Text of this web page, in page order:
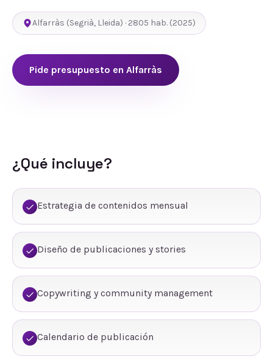
Alfarràs (Segrià, Lleida) · 2805 hab. (2025)
Pide presupuesto en Alfarràs
¿Qué incluye?
Estrategia de contenidos mensual
Diseño de publicaciones y stories
Copywriting y community management
Calendario de publicación